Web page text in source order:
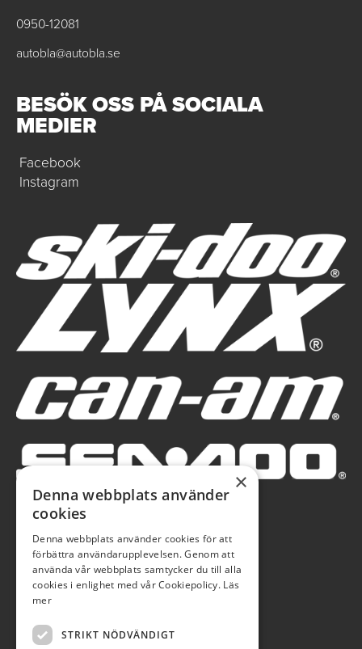
0950-12081
autobla@autobla.se
BESÖK OSS PÅ SOCIALA
MEDIER
Facebook
Instagram
×
Denna webbplats använder
cookies
Denna webbplats använder cookies för att
förbättra användarupplevelsen. Genom att
använda vår webbplats samtycker du till alla
cookies i enlighet med vår Cookiepolicy. Läs
mer
STRIKT NÖDVÄNDIGT